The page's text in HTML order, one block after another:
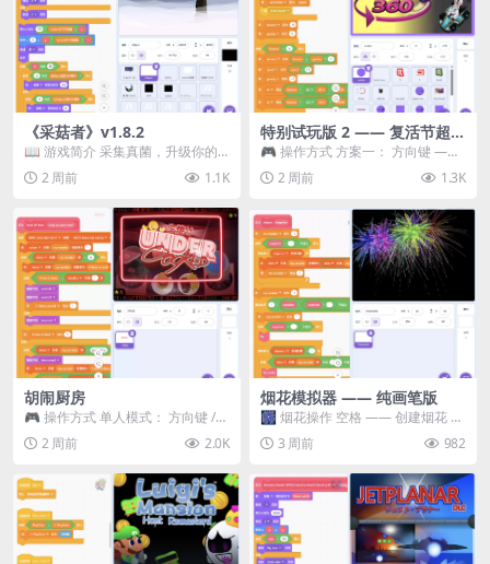
《采菇者》v1.8.2
📖 游戏简介 采集真菌，升级你的
机体，并前往未知领域探索。 这是
一款静谧的探索冒...
2 周前 1.1K
特别试玩版 2 —— 复活节超级
卡丁车赛
🎮 操作方式 方案一： 方向键 ——
移动 Z —— 跳跃 / 漂移 方案二： ...
2 周前 1.3K
胡闹厨房
🎮 操作方式 单人模式： 方向键 /
WASD —— 移动 Z / K —— 抓...
2 周前 2.0K
烟花模拟器 —— 纯画笔版
🎆 烟花操作 空格 —— 创建烟花 1
~ 3 —— 切换烟花类型 普通烟花
嘶...3 周前 982